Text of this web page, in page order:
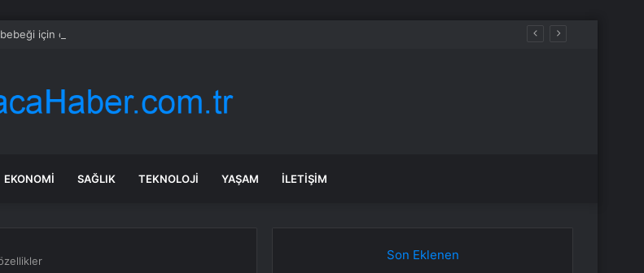
için çözüm: Tüm uçağa dağıttı
EKONOMI SAĞLIK TEKNOLOJI YAŞAM İLETIŞIM
Son Eklenen